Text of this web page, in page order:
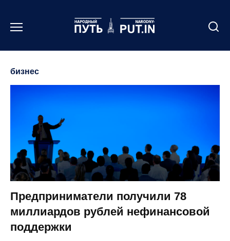
содержанию
бизнес
Предприниматели получили 78
миллиардов рублей нефинансовой
поддержки